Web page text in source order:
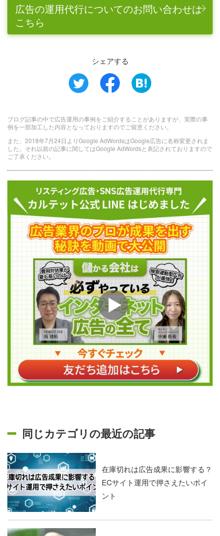
広告の運用代行についてのお問い合わせは
こちら
シェアする
ブログ記事の中で広告運用の事例をご紹介することがありますが、実際の事
例を一部加工した内容となっておりますのでご留意ください。
また、2018年7月24日よりGoogle AdWordsはGoogle広告に名称変更されま
した。それ以前の記事に関してはGoogle AdWordsと表記されておりますので
ご了承ください。
同じカテゴリの最近の記事
在庫切れは広告成果に影響する？
ECサイト運用で押さえたいポイ
ント